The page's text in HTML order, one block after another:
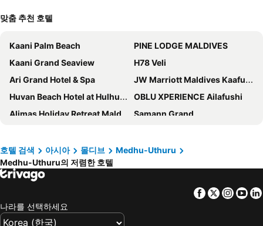
맞춤 추천 호텔
Kaani Palm Beach
PINE LODGE MALDIVES
Kaani Grand Seaview
H78 Veli
Ari Grand Hotel & Spa
JW Marriott Maldives Kaafu Atoll Island Resort
Huvan Beach Hotel at Hulhumale'
OBLU XPERIENCE Ailafushi
Alimas Holiday Retreat Maldives
Samann Grand
Salt Beach Hotel
Hilton Maldives Amingiri Resort & Spa
Barcelo Nasandhura Male
뉴타운 인
Dhiffushi Tourist Hotel
ananea Madivaru Maldives
호텔 검색 아시아 몰디브
Medhu-Uthuru
Medhu-Uthuru의 저렴한 호텔
Facebook
Twitter
나라를 선택하세요